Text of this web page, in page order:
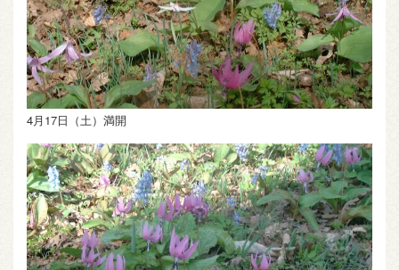
4月17日（土）満開